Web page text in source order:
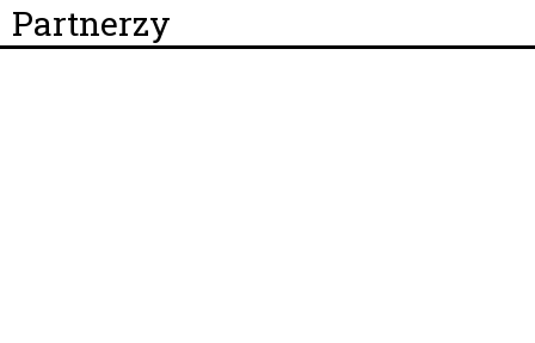
Partnerzy